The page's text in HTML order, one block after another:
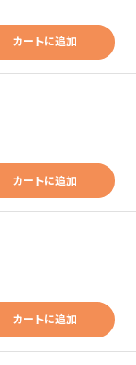
カートに追加
カートに追加
カートに追加